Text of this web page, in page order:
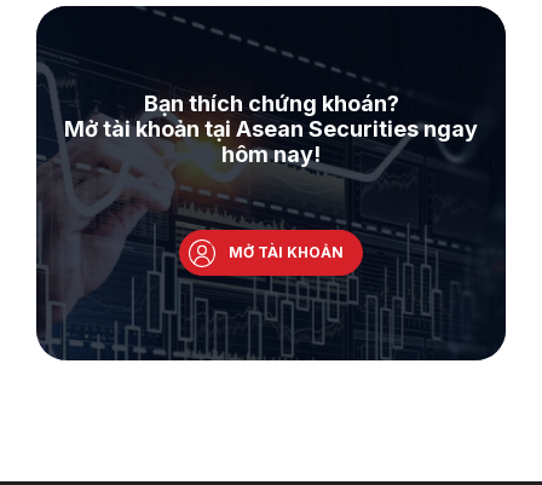
Bạn thích chứng khoán?
Mở tài khoản tại Asean Securities ngay
hôm nay!
MỞ TÀI KHOẢN